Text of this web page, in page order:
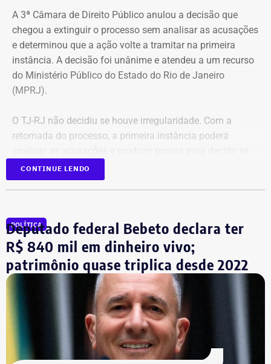
A 3ª Câmara de Direito Público anulou a decisão que
chegou a extinguir o processo sem analisar as acusações
e determinou que a ação volte a tramitar na primeira
instância. A decisão foi unânime e atendeu a um recurso
do Ministério Público do Estado do Rio de Janeiro
(MPRJ).
O TJ-RJ não decidiu se houve irregularidade. Com a
retomada do processo, a primeira instância poderá
houve uso indevido da publicidade oficial.
A ação popular, apresentada pelo advogado Fernando
Lyra Reis, aléga que a gestão Crivella usou perfis oficiais
da prefeitura em redes sociais, no Diário Oficial do
Município e em outros canais institucionais para divulgar
conteúdos que, segundo ação, iam além da informação
do poder público e promoviam pessoalmente o então
prefeito e integrantes do governo.
A acusação afirma que esses canais passaram a
CONTINUE LENDO
POLÍTICA
Deputado federal Bebeto declara ter
R$ 840 mil em dinheiro vivo;
patrimônio quase triplica desde 2022